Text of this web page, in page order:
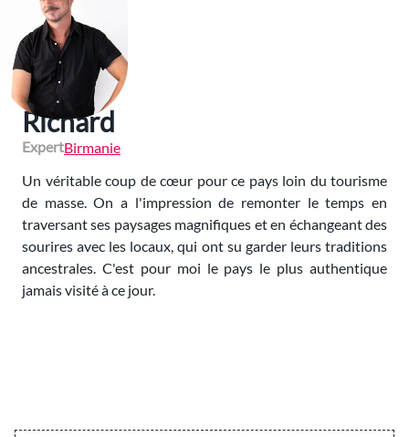
Richard
ExpertBirmanie
Un véritable coup de cœur pour ce pays loin du tourisme
de masse. On a l'impression de remonter le temps en
traversant ses paysages magnifiques et en échangeant des
sourires avec les locaux, qui ont su garder leurs traditions
ancestrales. C'est pour moi le pays le plus authentique
jamais visité à ce jour.